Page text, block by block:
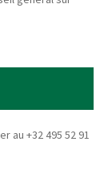
au +32 495 52 91